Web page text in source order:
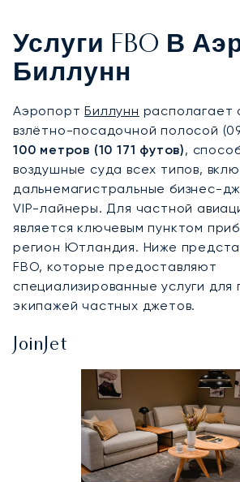
Услуги FBO В
Биллунн
АэропортБиллунн располагает
взлётно-посадочной полосой
100 метров (10 171 футов),
воздушные суда всех типов,
дальнемагистральные бизнес-
VIP-лайнеры. Для частной
является ключевым пунктом
регион Ютландия. Ниже
FBO, которые предоставляют
специализированные услуги для
экипажей частных джетов.
JoinJet